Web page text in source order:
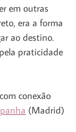
em outras
era a forma
ao destino.
praticidade
conexão
(Madrid)